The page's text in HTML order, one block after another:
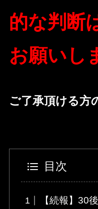
的な判断
お願いし
ご了承頂ける方
目次
【続報】30